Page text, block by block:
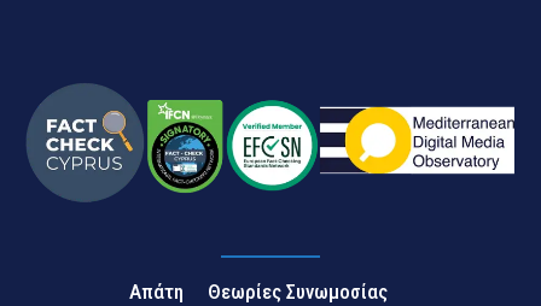
Απάτη
Θεωρίες Συνωμοσίας